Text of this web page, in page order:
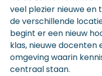
veel plezier nieuwe
de verschillende
begint er een nieuw
klas, nieuwe docenten
omgeving waarin
centraal staan.